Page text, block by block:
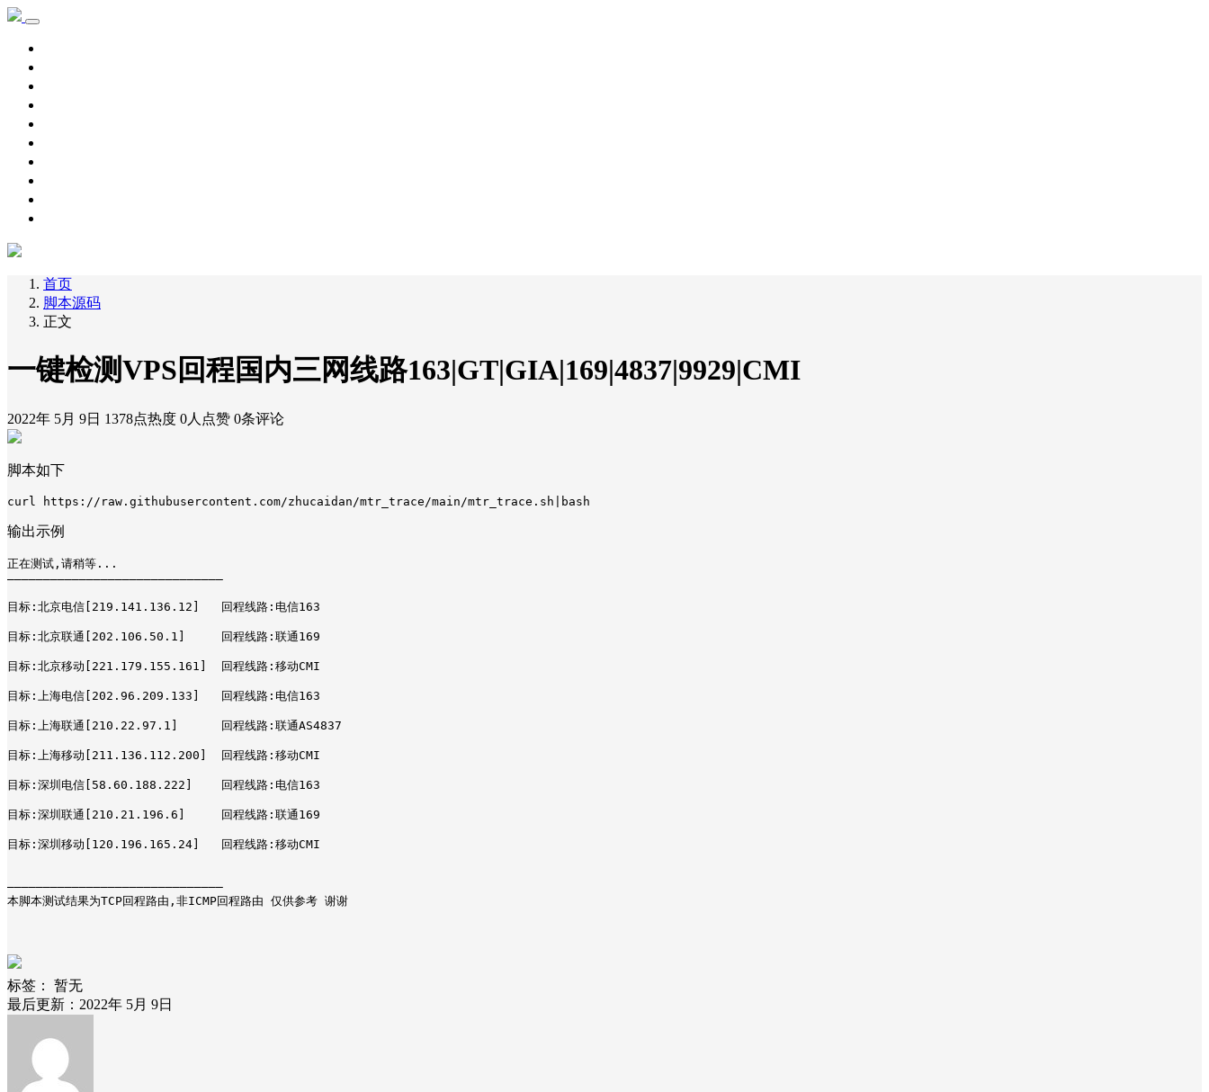
首页
脚本源码
正文
一键检测VPS回程国内三网线路163|GT|GIA|169|4837|9929|CMI
2022年 5月 9日 1378点热度 0人点赞 0条评论
脚本如下
curl https://raw.githubusercontent.com/zhucaidan/mtr_trace/main/mtr_trace.sh|bash
输出示例
正在测试,请稍等...
——————————————————————————————
目标:北京电信[219.141.136.12]   回程线路:电信163
目标:北京联通[202.106.50.1]     回程线路:联通169
目标:北京移动[221.179.155.161]  回程线路:移动CMI
目标:上海电信[202.96.209.133]   回程线路:电信163
目标:上海联通[210.22.97.1]      回程线路:联通AS4837
目标:上海移动[211.136.112.200]  回程线路:移动CMI
目标:深圳电信[58.60.188.222]    回程线路:电信163
目标:深圳联通[210.21.196.6]     回程线路:联通169
目标:深圳移动[120.196.165.24]   回程线路:移动CMI
——————————————————————————————
本脚本测试结果为TCP回程路由,非ICMP回程路由 仅供参考 谢谢
标签：
暂无
最后更新：2022年 5月 9日